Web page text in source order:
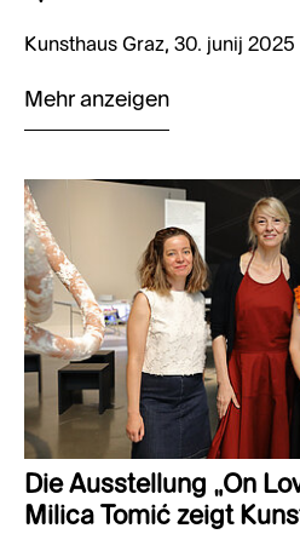
Kunsthaus Graz, 30. junij 2025
Mehr anzeigen
Die Ausstellung „On
Milica Tomić zeigt